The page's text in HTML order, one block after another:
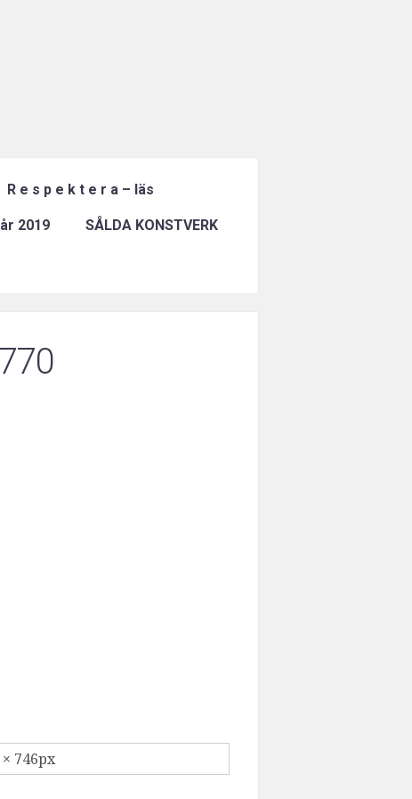
R e s p e k t e r a – läs
2019 SÅLDA KONSTVERK
746px